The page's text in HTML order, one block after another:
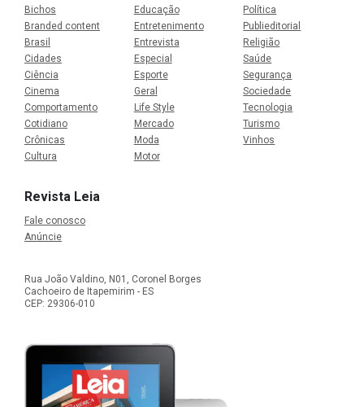
Bichos
Branded content
Brasil
Cidades
Ciência
Cinema
Comportamento
Cotidiano
Crônicas
Cultura
Educação
Entretenimento
Entrevista
Especial
Esporte
Geral
Life Style
Mercado
Moda
Motor
Política
Publieditorial
Religião
Saúde
Segurança
Sociedade
Tecnologia
Turismo
Vinhos
Revista Leia
Fale conosco
Anúncie
Rua João Valdino, N01, Coronel Borges
Cachoeiro de Itapemirim - ES
CEP: 29306-010